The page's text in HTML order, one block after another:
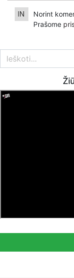
https://
https://
paremti galima
VšĮ „Ekspertai.eu“
Norint
Prašome